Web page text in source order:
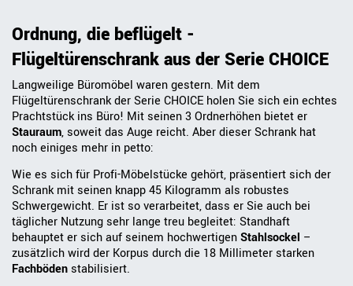
Ordnung, die beflügelt -
Flügeltürenschrank aus der Serie CHOICE
Langweilige Büromöbel waren gestern. Mit dem
Flügeltürenschrank der Serie CHOICE holen Sie sich ein echtes
Prachtstück ins Büro! Mit seinen 3 Ordnerhöhen bietet er
Stauraum, soweit das Auge reicht. Aber dieser Schrank hat
noch einiges mehr in petto:
Wie es sich für Profi-Möbelstücke gehört, präsentiert sich der
Schrank mit seinen knapp 45 Kilogramm als robustes
Schwergewicht. Er ist so verarbeitet, dass er Sie auch bei
täglicher Nutzung sehr lange treu begleitet: Standhaft
behauptet er sich auf seinem hochwertigenStahlsockel –
zusätzlich wird der Korpus durch die 18 Millimeter starken
Fachböden stabilisiert.